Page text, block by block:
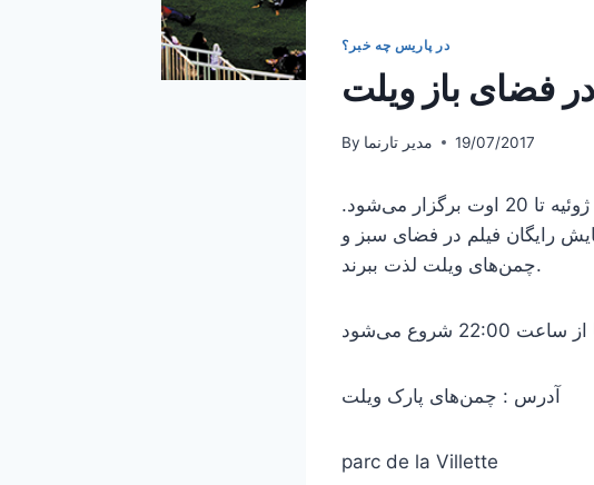
در پاریس چه خبر؟
فضای باز ویلت
By مدیر تارنما 19/07/2017
بیست و هفتمین جشنواره سینما در فضای باز ویلت از تاریخ 20 ژوئیه تا 20 اوت برگزار می‌شود.
رایگان فیلم در فضای سبز و
چمن‌های ویلت لذت ببرند.
آدرس : چمن‌های پارک ویلت
parc de la Villette